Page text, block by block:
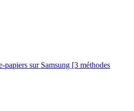
papiers sur Samsung [3 méthodes